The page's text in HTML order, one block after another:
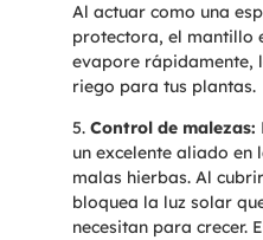
Al actuar como una
protectora, el mantillo
evapore rápidamente,
riego para tus plantas.
5. Control de malezas:
un excelente aliado en
malas hierbas. Al
bloquea la luz solar
necesitan para crecer.